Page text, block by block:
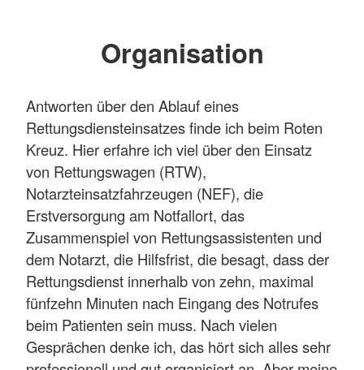
Organisation
Antworten über den Ablauf eines
Rettungsdiensteinsatzes finde ich beim Roten
Kreuz. Hier erfahre ich viel über den Einsatz
von Rettungswagen (RTW),
Notarzteinsatzfahrzeugen (NEF), die
Erstversorgung am Notfallort, das
Zusammenspiel von Rettungsassistenten und
dem Notarzt, die Hilfsfrist, die besagt, dass der
Rettungsdienst innerhalb von zehn, maximal
fünfzehn Minuten nach Eingang des Notrufes
beim Patienten sein muss. Nach vielen
Gesprächen denke ich, das hört sich alles sehr